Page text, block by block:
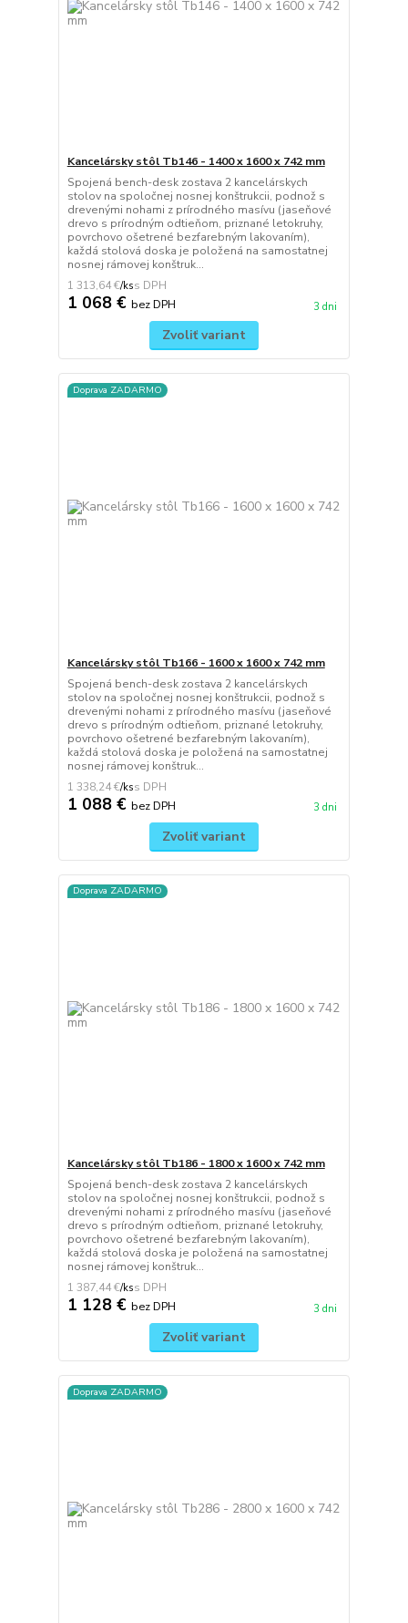
Kancelársky stôl Tb146 - 1400 x 1600 x 742 mm
Spojená bench-desk zostava 2 kancelárskych
stolov na spoločnej nosnej konštrukcii, podnož s
drevenými nohami z prírodného masívu (jaseňové
drevo s prírodným odtieňom, priznané letokruhy,
povrchovo ošetrené bezfarebným lakovaním),
každá stolová doska je položená na samostatnej
nosnej rámovej konštruk...
1 313,64 €/ks
1 068 € bez DPH 3 dni
Zvoliť variant
Doprava ZADARMO
Kancelársky stôl Tb166 - 1600 x 1600 x 742 mm
Spojená bench-desk zostava 2 kancelárskych
stolov na spoločnej nosnej konštrukcii, podnož s
drevenými nohami z prírodného masívu (jaseňové
drevo s prírodným odtieňom, priznané letokruhy,
povrchovo ošetrené bezfarebným lakovaním),
každá stolová doska je položená na samostatnej
nosnej rámovej konštruk...
1 338,24 €/ks
1 088 € bez DPH 3 dni
Zvoliť variant
Doprava ZADARMO
Kancelársky stôl Tb186 - 1800 x 1600 x 742 mm
Spojená bench-desk zostava 2 kancelárskych
stolov na spoločnej nosnej konštrukcii, podnož s
drevenými nohami z prírodného masívu (jaseňové
drevo s prírodným odtieňom, priznané letokruhy,
povrchovo ošetrené bezfarebným lakovaním),
každá stolová doska je položená na samostatnej
nosnej rámovej konštruk...
1 387,44 €/ks
1 128 € bez DPH 3 dni
Zvoliť variant
Doprava ZADARMO